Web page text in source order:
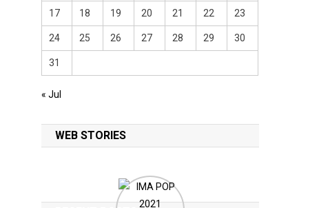
17 18 19 20 21 22 23
24 25 26 27 28 29 30
31
« Jul
WEB STORIES